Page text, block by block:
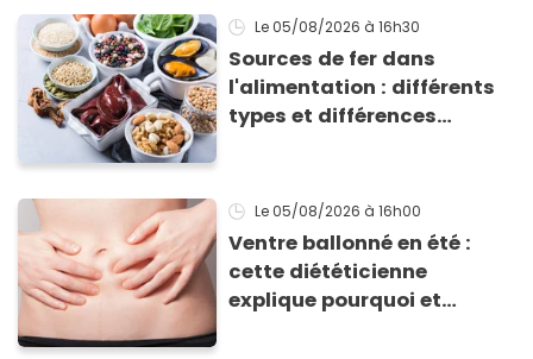
Le 05/08/2026 à 16h30
Sources de fer dans
l'alimentation : différents
types et différences
Le 05/08/2026 à 16h00
Ventre ballonné en été :
cette diététicienne
explique pourquoi et